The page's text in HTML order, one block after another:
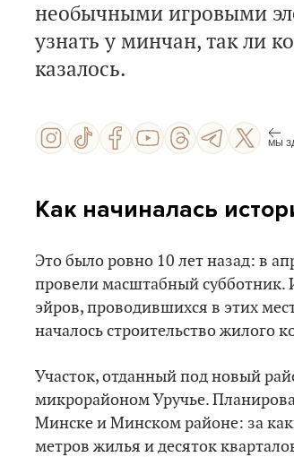
необычными игровыми
узнать у минчан, так ли
казалось.
МЫ
Как начиналась
Это было ровно 10 лет назад: в
провели масштабный субботник.
эйров, проводившихся в этих
началось строительство жилого
Участок, отданный под новый
микрорайоном Уручье.
Минске и Минском районе: за
метров жилья и десяток